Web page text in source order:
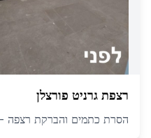
רצפת גרניט פורצלן
הסרת כתמים והברקת רצפה -